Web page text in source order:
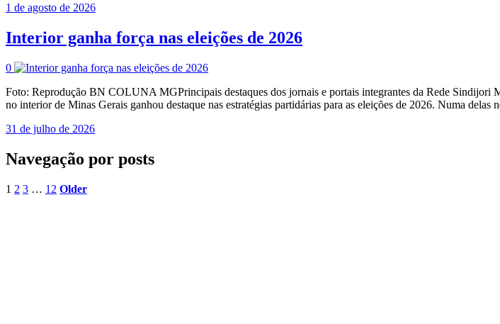
1 de agosto de 2026
Interior ganha força nas eleições de 2026
0
Foto: Reprodução BN COLUNA MGPrincipais destaques dos jornais e portais integrantes da Rede
no interior de Minas Gerais ganhou destaque nas estratégias partidárias para as eleições de 2026. Numa
31 de julho de 2026
Navegação por posts
1 2 3 … 12 Older